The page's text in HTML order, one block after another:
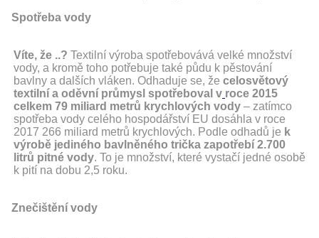
Spotřeba vody
Víte, že ..? Textilní výroba spotřebovává velké množství
vody, a kromě toho potřebuje také půdu k pěstování
bavlny a dalších vláken. Odhaduje se, že celosvětový
textilní a oděvní průmysl spotřeboval v roce 2015
celkem 79 miliard metrů krychlových vody – zatímco
spotřeba vody celého hospodářství EU dosáhla v roce
2017 266 miliard metrů krychlových. Podle odhadů je k
výrobě jediného bavlněného trička zapotřebí 2.700
litrů pitné vody. To je množství, které vystačí jedné osobě
k pití na dobu 2,5 roku.
Znečištění vody